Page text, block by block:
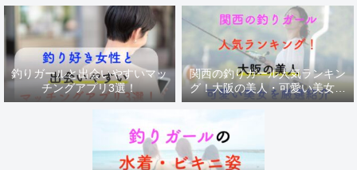
釣りガールと出会いやすいマッ
チングアプリ3選！
関西の釣りガール人気ランキン
グ！大阪の美人・可愛い美女を
厳選紹介